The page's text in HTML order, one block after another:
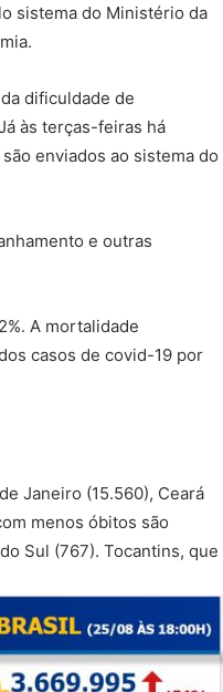
sistema do Ministério da
dificuldade de
às terças-feiras há
enviados ao sistema do
e outras
A mortalidade
casos de covid-19 por
de Janeiro (15.560), Ceará
menos óbitos são
Sul (767). Tocantins, que